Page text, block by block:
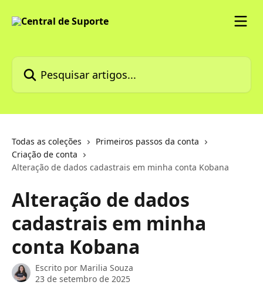
Pesquisar artigos...
Todas as coleções
Primeiros passos da conta
Criação de conta
Alteração de dados cadastrais em minha conta Kobana
Alteração de dados
cadastrais em minha
conta Kobana
Escrito por Marilia Souza
23 de setembro de 2025